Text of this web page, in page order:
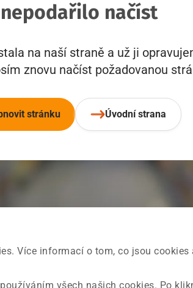
Více informací o tom, co jsou cookies
všech našich cookies. Po
nepodařilo načíst
na naší straně a už ji
znovu načíst požadovanou
stránku Úvodní strana